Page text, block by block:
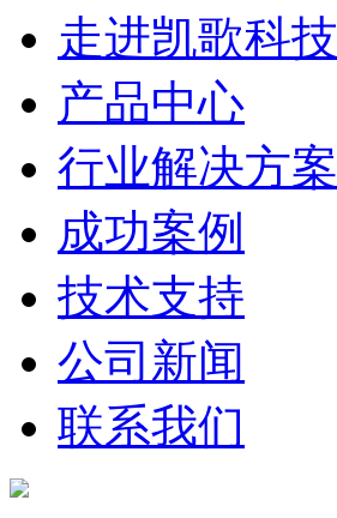
走进凯歌科技
产品中心
行业解决方案
成功案例
技术支持
公司新闻
联系我们